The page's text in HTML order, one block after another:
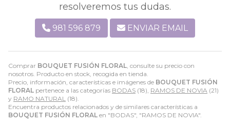
Comprar BOUQUET FUSIÓN FLORAL , consulte su precio con
nosotros. Producto en stock, recogida en tienda.
Precio, información, características e imágenes de BOUQUET FUSIÓN
FLORAL pertenece a las categorías BODAS (18), RAMOS DE NOVIA (21)
y RAMO NATURAL (18).
Encuentra productos relacionados y de similares características a
BOUQUET FUSIÓN FLORAL en "BODAS", "RAMOS DE NOVIA".
resolveremos tus dudas.
981 596 879 ENVIAR EMAIL